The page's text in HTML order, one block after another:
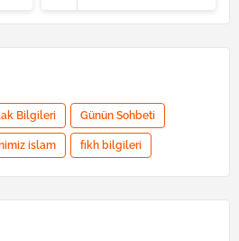
Bilgileri Günün Sohbeti
islam fıkh bilgileri